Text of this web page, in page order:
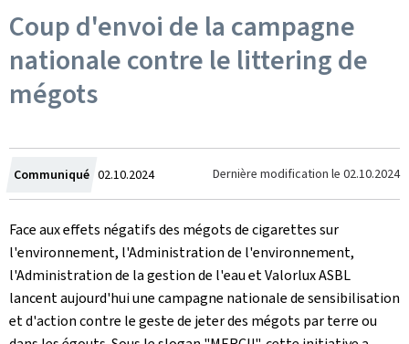
Coup d'envoi de la campagne
nationale contre le littering de
mégots
Communiqué Crée
le
02.10.2024 Dernière modification le 02.10.2024
Face aux effets négatifs des mégots de cigarettes sur
l'environnement, l'Administration de l'environnement,
l'Administration de la gestion de l'eau et Valorlux ASBL
lancent aujourd'hui une campagne nationale de sensibilisation
et d'action contre le geste de jeter des mégots par terre ou